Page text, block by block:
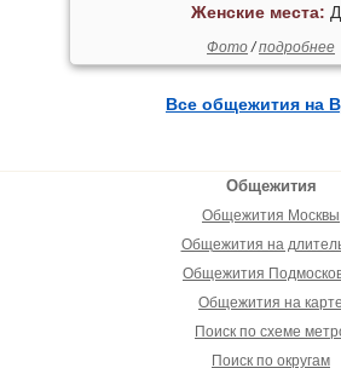
Женские места:
Фото/подробнее
Все общежития на
Общежития
Общежития Москвы
Общежития на
Общежития
Общежития на карте
Поиск по схеме
Поиск по округам